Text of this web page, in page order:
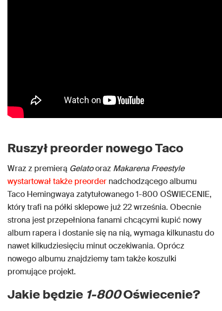
Ruszył preorder nowego Taco
Wraz z premierą Gelatooraz Makarena Freestyle
wystartował także preorder nadchodzącego albumu
Taco Hemingwaya zatytułowanego 1-800 OŚWIECENIE,
który trafi na półki sklepowe już 22 września. Obecnie
strona jest przepełniona fanami chcącymi kupić nowy
album rapera i dostanie się na nią, wymaga kilkunastu do
nawet kilkudziesięciu minut oczekiwania. Oprócz
nowego albumu znajdziemy tam także koszulki
promujące projekt.
Jakie będzie 1-800Oświecenie?